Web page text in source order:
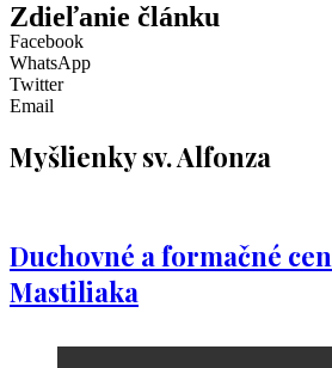
Zdieľanie článku
Facebook
WhatsApp
Twitter
Email
Myšlienky sv. Alfonza
Duchovné a formačné
Mastiliaka